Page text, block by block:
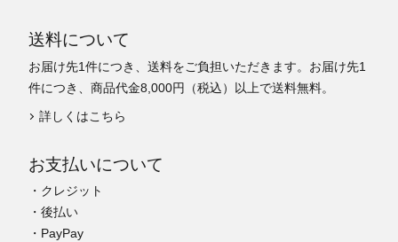
送料について
お届け先1件につき、送料をご負担いただきます。お届け先1
件につき、商品代金8,000円（税込）以上で送料無料。
詳しくはこちら
お支払いについて
・クレジット
・後払い
・PayPay